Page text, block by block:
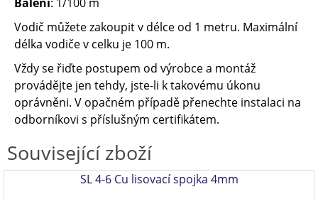
Vodič můžete zakoupit v délce od 1 metru. Maximální
délka vodiče v celku je 100 m.
Vždy se řiďte postupem od výrobce a montáž
provádějte jen tehdy, jste-li k takovému úkonu
oprávněni. V opačném případě přenechte instalaci na
odborníkovi s příslušným certifikátem.
Související zboží
SL 4-6 Cu lisovací spojka 4mm